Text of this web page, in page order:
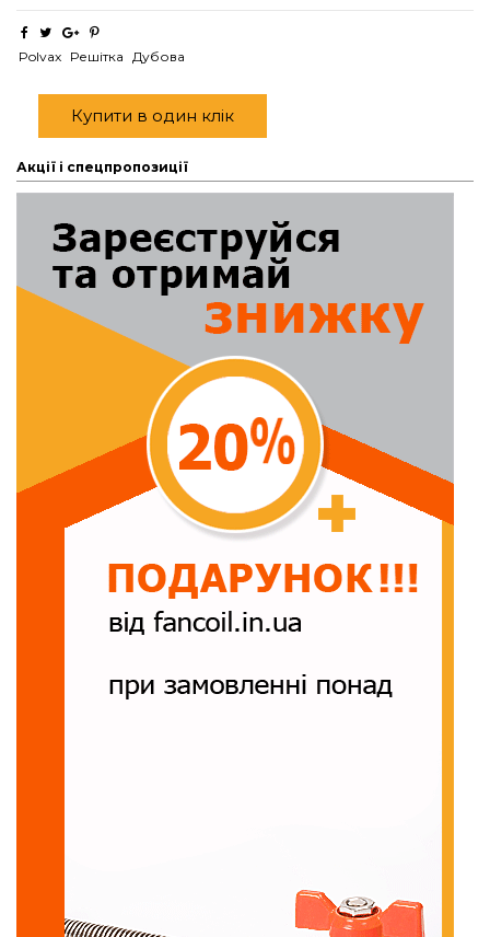
Polvax Решітка Дубова
Купити в один клік
Акції і спецпропозиції